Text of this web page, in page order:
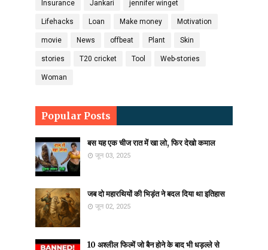
Insurance Jankari jennifer winget
Lifehacks Loan Make money Motivation
movie News offbeat Plant Skin
stories T20 cricket Tool Web-stories
Woman
Popular Posts
बस यह एक चीज रात में खा लो, फिर देखो कमाल
जून 03, 2025
जब दो महारथियों की भिड़ंत ने बदल दिया था इतिहास
जून 02, 2025
10 अश्लील फिल्में जो बैन होने के बाद भी धड़ल्ले से